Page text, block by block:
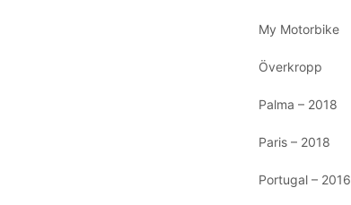
My Motorbike
Överkropp
Palma – 2018
Paris – 2018
Portugal – 2016